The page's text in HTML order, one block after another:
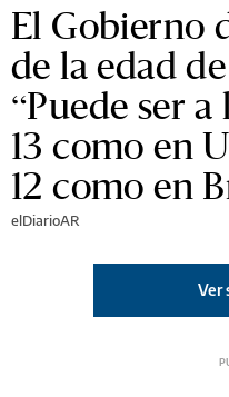
El Gobierno
de la edad
“Puede ser a
13 como en
12 como en
elDiarioAR
Ver